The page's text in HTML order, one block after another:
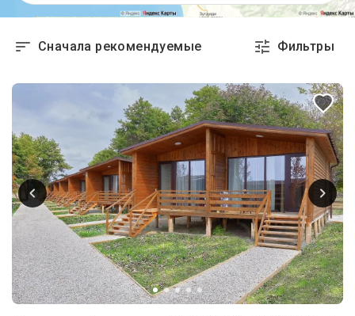
Сначала рекомендуемые Фильтры